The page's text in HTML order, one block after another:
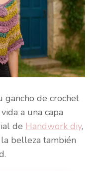
de crochet
a una capa
de Handwork diy,
belleza también